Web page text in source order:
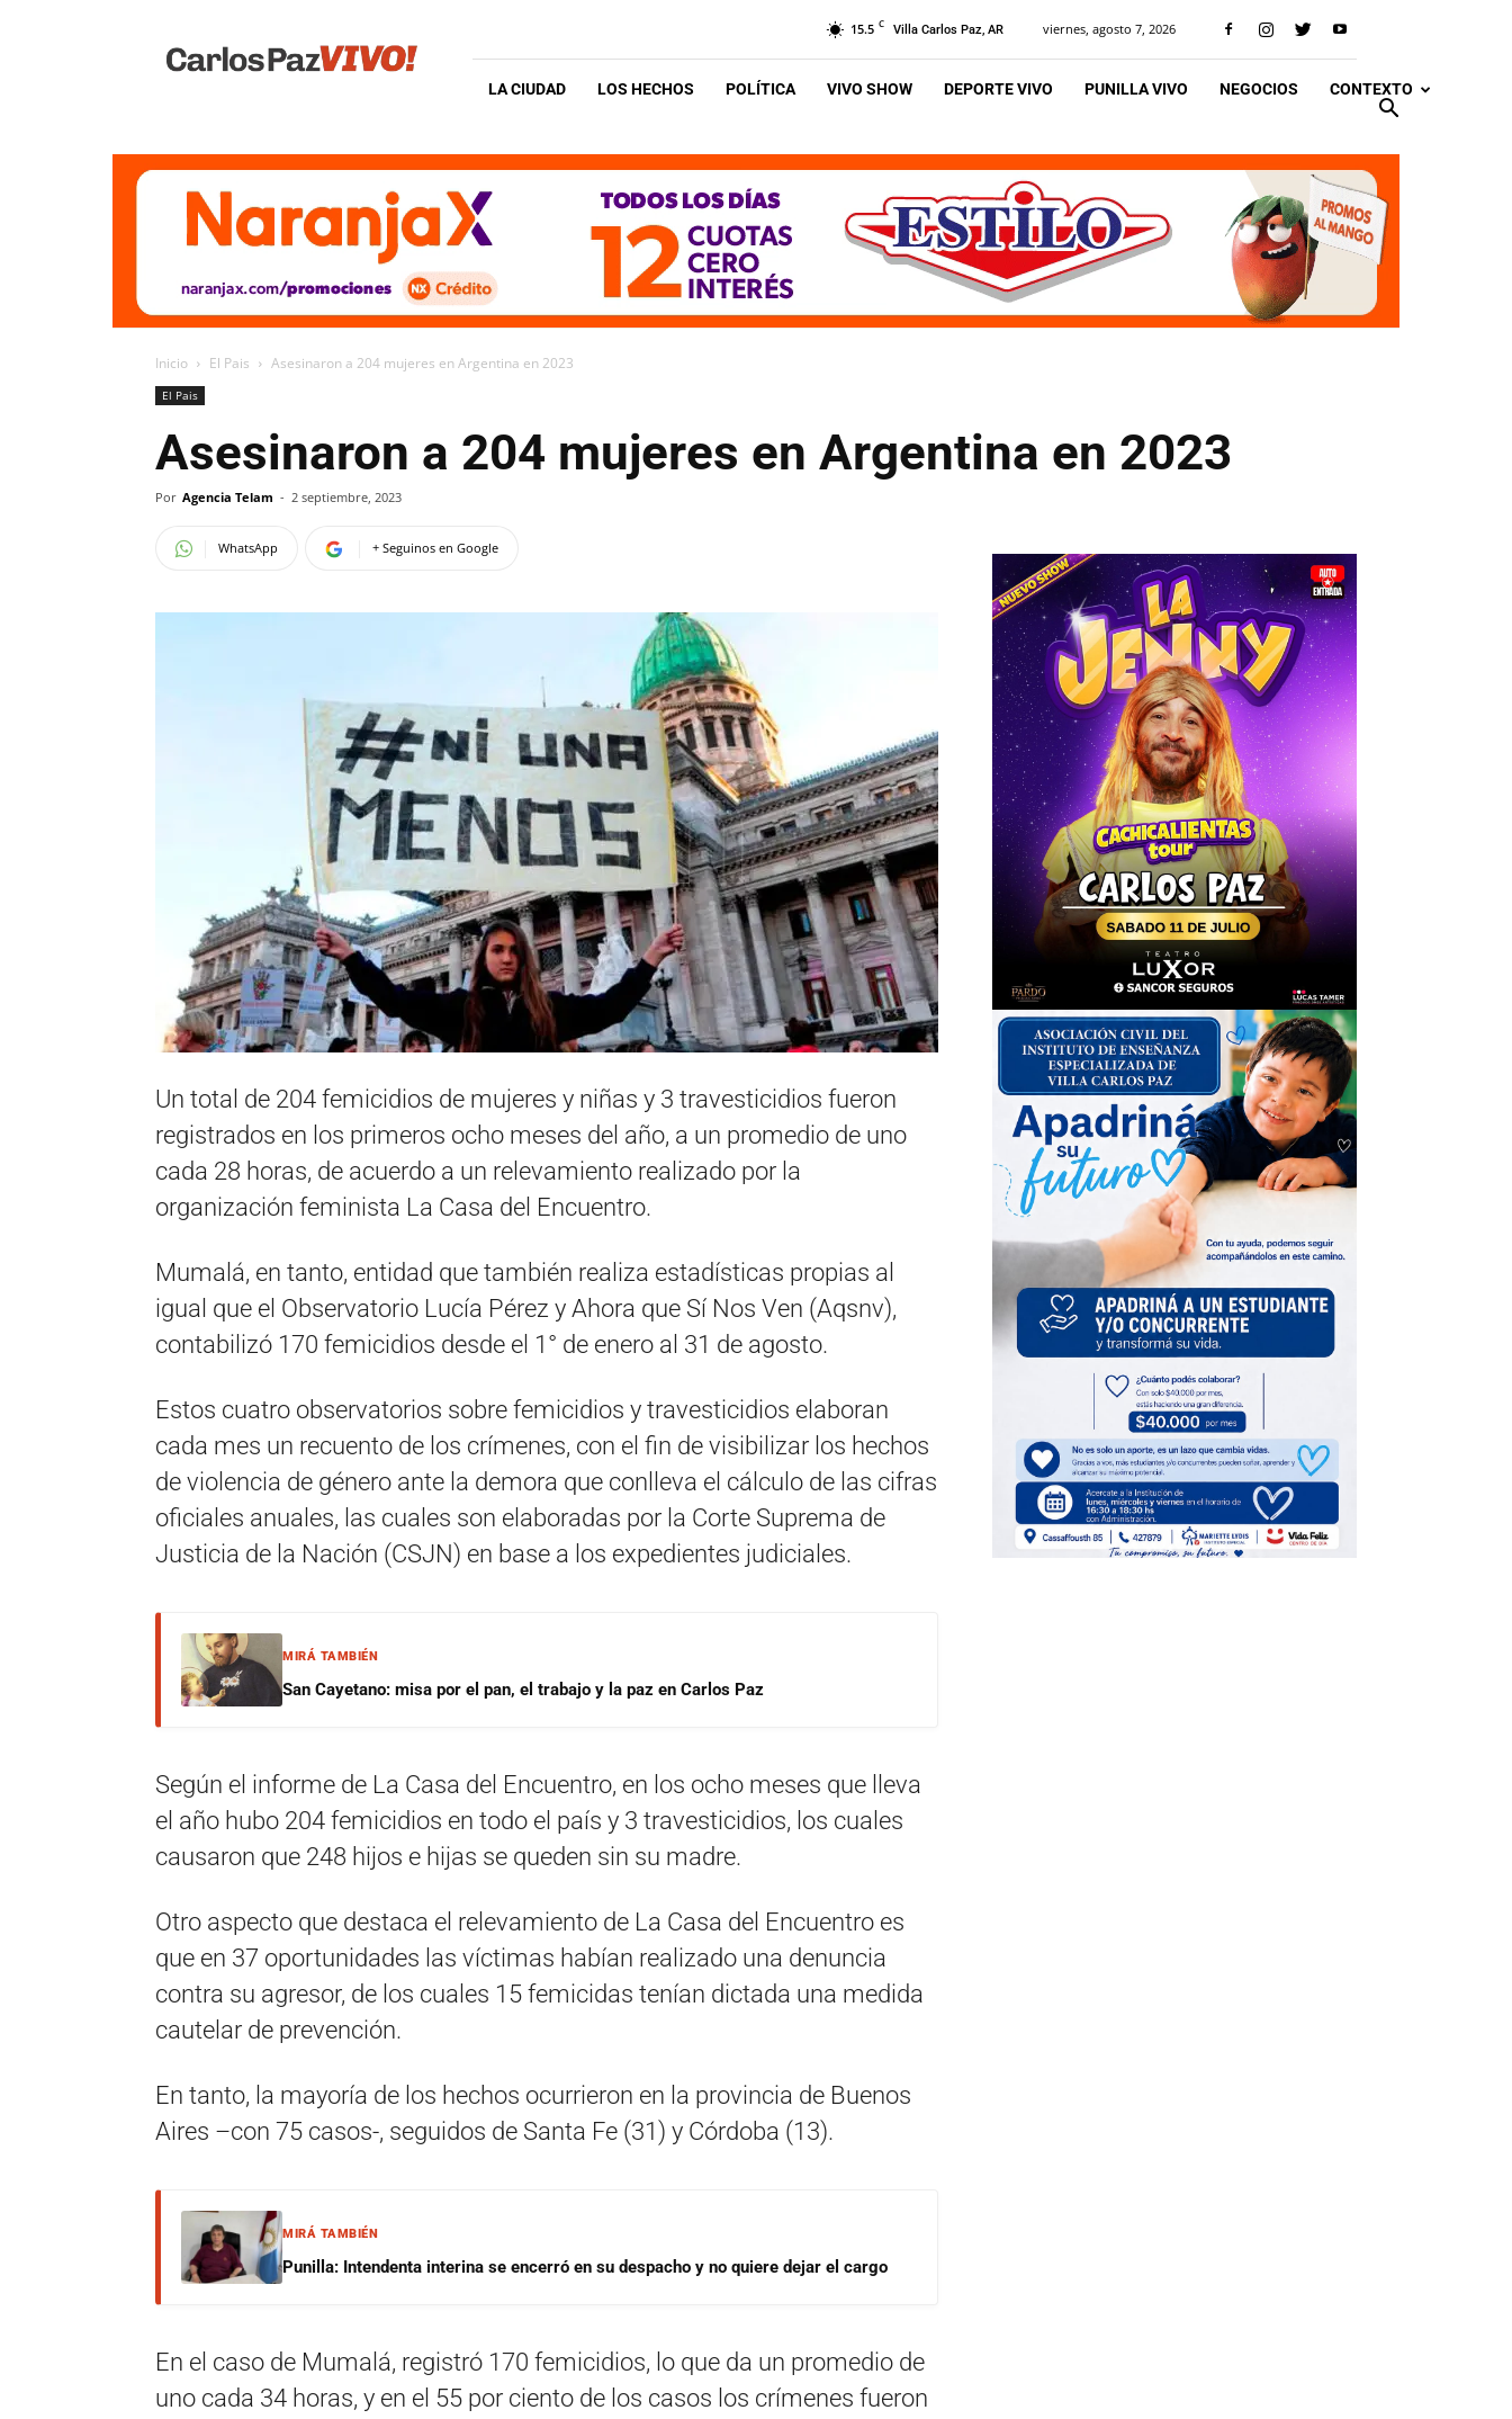
Vivo
15.5 C Villa Carlos Paz, AR viernes, agosto 7, 2026
LA CIUDAD LOS HECHOS POLÍTICA VIVO SHOW DEPORTE VIVO PUNILLA VIVO NEGOCIOS CONTEXTO
Inicio El Pais Asesinaron a 204 mujeres en Argentina en 2023
El Pais
Asesinaron a 204 mujeres en Argentina en 2023
Por Agencia Telam - 2 septiembre, 2023
WhatsApp + Seguinos en Google
Un total de 204 femicidios de mujeres y niñas y 3 travesticidios fueron
registrados en los primeros ocho meses del año, a un promedio de uno
cada 28 horas, de acuerdo a un relevamiento realizado por la
organización feminista La Casa del Encuentro.
Mumalá, en tanto, entidad que también realiza estadísticas propias al
igual que el Observatorio Lucía Pérez y Ahora que Sí Nos Ven (Aqsnv),
contabilizó 170 femicidios desde el 1° de enero al 31 de agosto.
Estos cuatro observatorios sobre femicidios y travesticidios elaboran
cada mes un recuento de los crímenes, con el fin de visibilizar los hechos
de violencia de género ante la demora que conlleva el cálculo de las cifras
oficiales anuales, las cuales son elaboradas por la Corte Suprema de
Justicia de la Nación (CSJN) en base a los expedientes judiciales.
MIRÁ TAMBIÉN
San Cayetano: misa por el pan, el trabajo y la paz en Carlos Paz
Según el informe de La Casa del Encuentro, en los ocho meses que lleva
el año hubo 204 femicidios en todo el país y 3 travesticidios, los cuales
causaron que 248 hijos e hijas se queden sin su madre.
Otro aspecto que destaca el relevamiento de La Casa del Encuentro es
que en 37 oportunidades las víctimas habían realizado una denuncia
contra su agresor, de los cuales 15 femicidas tenían dictada una medida
cautelar de prevención.
En tanto, la mayoría de los hechos ocurrieron en la provincia de Buenos
Aires –con 75 casos-, seguidos de Santa Fe (31) y Córdoba (13).
MIRÁ TAMBIÉN
Punilla: Intendenta interina se encerró en su despacho y no quiere dejar el cargo
En el caso de Mumalá, registró 170 femicidios, lo que da un promedio de
uno cada 34 horas, y en el 55 por ciento de los casos los crímenes fueron